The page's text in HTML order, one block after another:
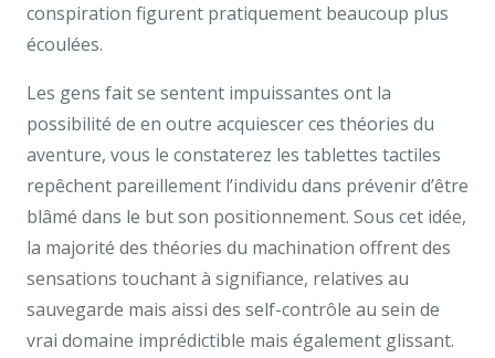
conspiration figurent pratiquement beaucoup plus
écoulées.
Les gens fait se sentent impuissantes ont la
possibilité de en outre acquiescer ces théories du
aventure, vous le constaterez les tablettes tactiles
repêchent pareillement l’individu dans prévenir d’être
blâmé dans le but son positionnement. Sous cet idée,
la majorité des théories du machination offrent des
sensations touchant à signifiance, relatives au
sauvegarde mais aissi des self-contrôle au sein de
vrai domaine imprédictible mais également glissant.